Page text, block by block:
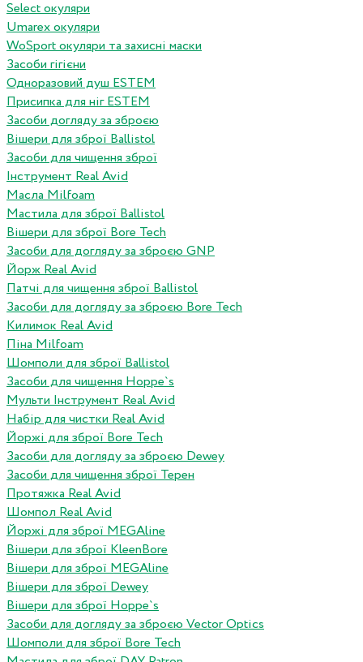
Select окуляри
Umarex окуляри
WoSport окуляри та захисні маски
Засоби гігієни
Одноразовий душ ESTEM
Присипка для ніг ESTEM
Засоби догляду за зброєю
Вішери для зброї Ballistol
Засоби для чищення зброї
Інструмент Real Avid
Масла Milfoam
Мастила для зброї Ballistol
Вішери для зброї Bore Tech
Засоби для догляду за зброєю GNP
Йорж Real Avid
Патчі для чищення зброї Ballistol
Засоби для догляду за зброєю Bore Tech
Килимок Real Avid
Піна Milfoam
Шомполи для зброї Ballistol
Засоби для чищення Hoppe`s
Мульти Інструмент Real Avid
Набір для чистки Real Avid
Йоржі для зброї Bore Tech
Засоби для догляду за зброєю Dewey
Засоби для чищення зброї Терен
Протяжка Real Avid
Шомпол Real Avid
Йоржі для зброї MEGAline
Вішери для зброї KleenBore
Вішери для зброї MEGAline
Вішери для зброї Dewey
Вішери для зброї Hoppe`s
Засоби для догляду за зброєю Vector Optics
Шомполи для зброї Bore Tech